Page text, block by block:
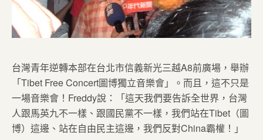
台灣青年逆轉本部在台北市信義新光三越A8前廣場，舉辦
「Tibet Free Concert圖博獨立音樂會」。而且，這不只是
一場音樂會！Freddy說：「這天我們要告訴全世界，台灣
人跟馬英九不一樣、跟國民黨不一樣，我們站在Tibet（圖
博）這邊、站在自由民主這邊，我們反對China霸權！」